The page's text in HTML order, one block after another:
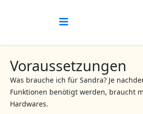
Voraussetzungen
Was brauche ich für Sandra? Je
Funktionen benötigt werden, braucht
Hardwares.